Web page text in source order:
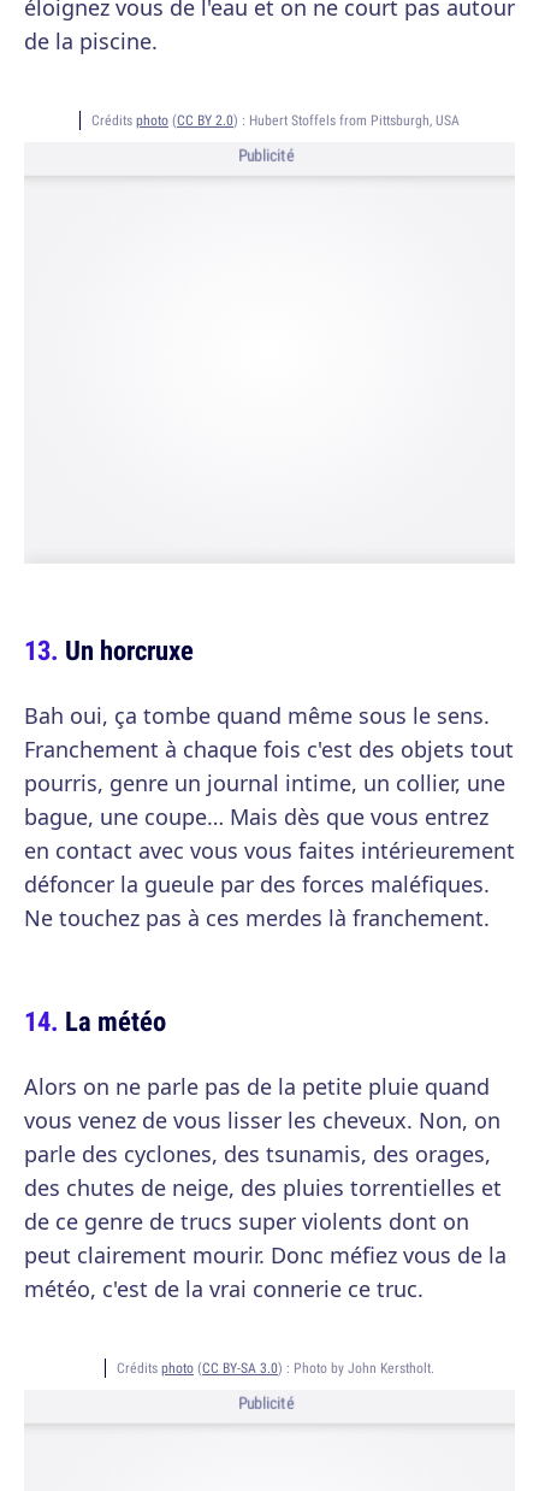
éloignez vous de l'eau et on ne court pas autour
de la piscine.
Crédits photo (CC BY 2.0) : Hubert Stoffels from Pittsburgh, USA
Publicité
Un horcruxe
Bah oui, ça tombe quand même sous le sens.
Franchement à chaque fois c'est des objets tout
pourris, genre un journal intime, un collier, une
bague, une coupe… Mais dès que vous entrez
en contact avec vous vous faites intérieurement
défoncer la gueule par des forces maléfiques.
Ne touchez pas à ces merdes là franchement.
La météo
Alors on ne parle pas de la petite pluie quand
vous venez de vous lisser les cheveux. Non, on
parle des cyclones, des tsunamis, des orages,
des chutes de neige, des pluies torrentielles et
de ce genre de trucs super violents dont on
peut clairement mourir. Donc méfiez vous de la
météo, c'est de la vrai connerie ce truc.
Crédits photo (CC BY-SA 3.0) : Photo by John Kerstholt.
Publicité